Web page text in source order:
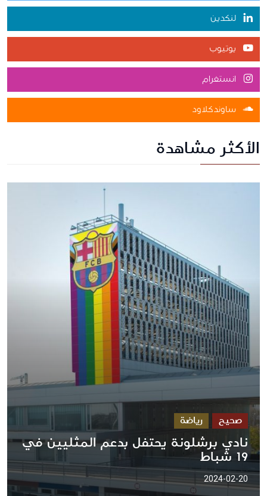
لنكدين
يوتيوب
انستغرام
ساوندكلاود
الأكثر مشاهدة
صحيح رياضة
نادي برشلونة يحتفل بدعم المثليين في
19 شباط
2024-02-20